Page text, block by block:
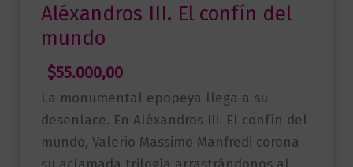
Aléxandros III. El confín del
mundo
$55.000,00
La monumental epopeya llega a su
desenlace. En Aléxandros III. El confín del
mundo, Valerio Massimo Manfredi corona